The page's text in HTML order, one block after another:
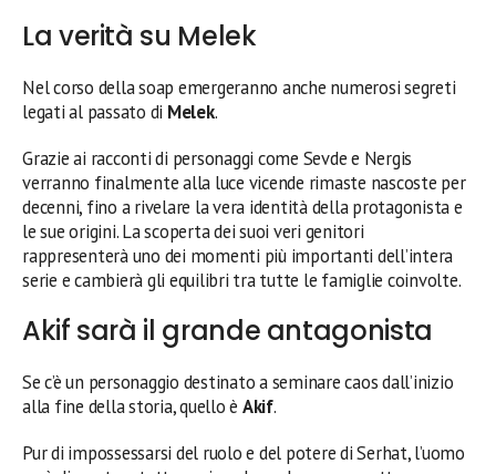
La verità su Melek
Nel corso della soap emergeranno anche numerosi segreti
legati al passato di Melek.
Grazie ai racconti di personaggi come Sevde e Nergis
verranno finalmente alla luce vicende rimaste nascoste per
decenni, fino a rivelare la vera identità della protagonista e
le sue origini. La scoperta dei suoi veri genitori
rappresenterà uno dei momenti più importanti dell’intera
serie e cambierà gli equilibri tra tutte le famiglie coinvolte.
Akif sarà il grande antagonista
Se c’è un personaggio destinato a seminare caos dall’inizio
alla fine della storia, quello è Akif.
Pur di impossessarsi del ruolo e del potere di Serhat, l’uomo